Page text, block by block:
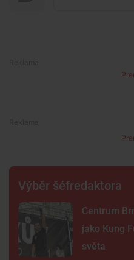
Výběr šéfredaktora
Centrum
jako Kung
světa